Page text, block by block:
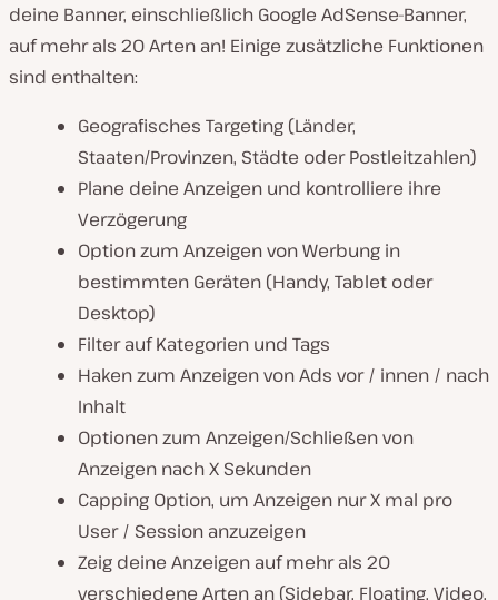
deine Banner, einschließlich Google AdSense-Banner,
auf mehr als 20 Arten an! Einige zusätzliche Funktionen
sind enthalten:
Geografisches Targeting (Länder,
Staaten/Provinzen, Städte oder Postleitzahlen)
Plane deine Anzeigen und kontrolliere ihre
Verzögerung
Option zum Anzeigen von Werbung in
bestimmten Geräten (Handy, Tablet oder
Desktop)
Filter auf Kategorien und Tags
Haken zum Anzeigen von Ads vor / innen / nach
Inhalt
Optionen zum Anzeigen/Schließen von
Anzeigen nach X Sekunden
Capping Option, um Anzeigen nur X mal pro
User / Session anzuzeigen
Zeig deine Anzeigen auf mehr als 20
verschiedene Arten an (Sidebar, Floating, Video,